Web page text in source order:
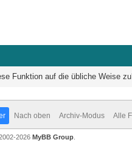
Funktion auf die übliche Weise
Nach oben Archiv-Modus Alle
2026 MyBB Group